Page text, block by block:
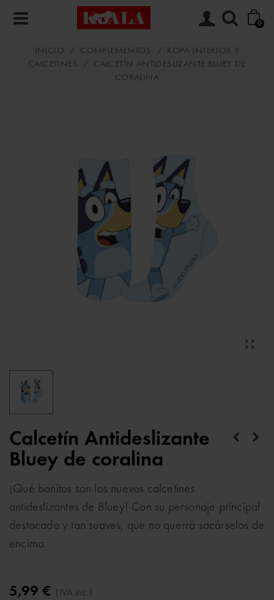
0
INICIO / COMPLEMENTOS /
ROPA INTERIOR Y
CALCETINES
/
CALCETÍN ANTIDESLIZANTE BLUEY DE
CORALINA
Calcetín Antideslizante
Bluey de coralina
¡Qué bonitos son los nuevos calcetines
antideslizantes de Bluey! Con su personaje principal
destacado y tan suaves, que no querrá sacárselos de
encima.
5,99 € (IVA inc.)